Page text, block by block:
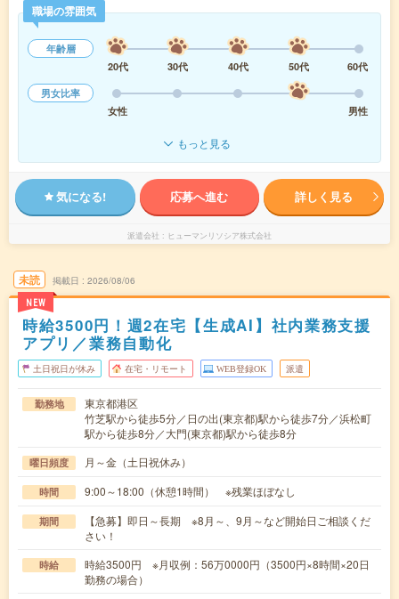
職場の雰囲気
年齢層
20代
30代 40代 50代
60代
男女比率
女性
男性
もっと見る
気になる! 応募へ進む 詳しく見る
派遣会社 ヒューマンリソシア株式会社
未読
NEW
掲載日 2026/08/06
時給3500円！週2在宅【生成AI】社内業務支援
アプリ／業務自動化
土日祝日が休み 在宅・リモート WEB登録OK 派遣
勤務地
東京都港区
竹芝駅から徒歩5分／日の出(東京都)駅から徒歩7分／浜松町
駅から徒歩8分／大門(東京都)駅から徒歩8分
曜日頻度 月～金（土日祝休み）
時間 9:00～18:00（休憩1時間） ※残業ほぼなし
期間
【急募】即日～長期 ※8月～、9月～など開始日ご相談くだ
さい！
時給
時給3500円 ※月収例：56万0000円（3500円×8時間×20日
勤務の場合）